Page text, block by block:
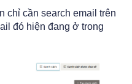
chỉ cần search email trên
đó hiện đang ở trong